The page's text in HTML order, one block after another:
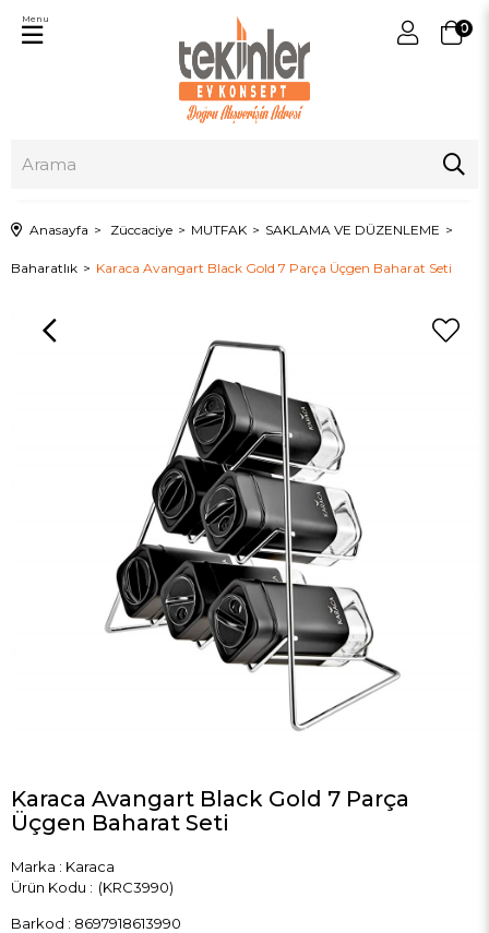
0
Menu
Anasayfa Züccaciye MUTFAK SAKLAMA VE DÜZENLEME
Baharatlık Karaca Avangart Black Gold 7 Parça Üçgen Baharat Seti
Karaca Avangart Black Gold 7 Parça
Üçgen Baharat Seti
Marka : Karaca
(KRC3990)
Barkod : 8697918613990